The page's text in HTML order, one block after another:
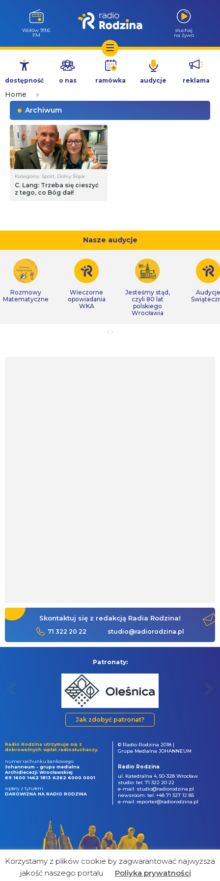
Przejdź
treści
Wołów 99.6
FM
słuchaj
na żywo
dostępność o nas ramówka audycje reklama
Home
»
Archiwum
Kategoria: Sport, Dolny Śląsk
C. Lang: Trzeba się cieszyć
z tego, co Bóg dał!
Nasze audycje
Rozmowy
Matematyczne
Wieczorne
opowiadania
WKA
Jesteśmy stąd,
czyli 80 lat
polskiego
Wrocławia
Audycje
Skontaktuj się z redakcją Radia Rodzina!
71 322 20 22 studio@radiorodzina.pl
Patronaty:
Jak zdobyć patronat?
Radio Rodzina utrzymuje się z
dobrowolnych wpłat radiosłuchaczy.
numer rachunku bankowego:
Johanneum - grupa medialna
Archidiecezji Wrocławskiej
69 1600 1462 1813 6262 6000 0001
wpłaty z tytułem:
DAROWIZNA NA RADIO RODZINA
© Radio Rodzina 2018 |
Grupa Medialna JOHANNEUM
Radio Rodzina
ul. Katedralna 4, 50-328 Wrocław
studio: tel. 71 322 20 22
e-mail: studio@radiorodzina.pl
newsroom: tel. +48 71 327 12 85
e-mail: reporter@radiorodzina.pl
Korzystamy z plików cookie by zagwarantować najwyższa
jakość naszego portalu
Poliyka prywatności